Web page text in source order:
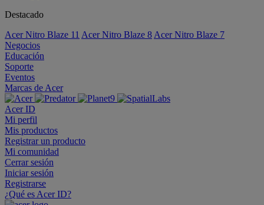
Destacado
Acer Nitro Blaze 11 Acer Nitro Blaze 8 Acer Nitro Blaze 7
Negocios
Educación
Soporte
Eventos
Marcas de Acer
Acer ID
Mi perfil
Mis productos
Registrar un producto
Mi comunidad
Cerrar sesión
Iniciar sesión
Registrarse
¿Qué es Acer ID?